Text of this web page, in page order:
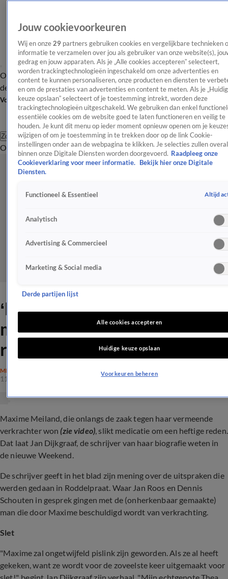
OverzichtAfleveringen Entertainment TV Algemeen
Tip
de redactieNieuwsbrief
Volg Shownieuws
Zoeken
OverzichtEntertainmentSpraakmakendRealityCrimeVideo's
‘Maxime Meiland slikt
medicatie om deze heftige
reden’
MEILAND
11 apr 2024, 16:30
Maxime Meiland, die onlangs de zaak tegen haar vermeende
verkrachter won(zie video), slikt medicatie om een heftige reden.
Dat laat Jan Dijkgraaf, de schrijver van haar biografie weten in
de nieuwe Weekend.
De schrijver geeft in het blad zijn mening over de uitspraken die
werden gedaan in Roddelpraat. Waar Jan Roos en Dennis
Schouten in gesprek gingen met de (onherkenbaar gemaakte)
man die door Maxime beschuldigd wordt van verkrachting.
Slet
"Maxime zal ongetwijfeld pislink zijn geworden. Als ze al heeft
gekeken, want ze wordt voor de zoveelste keer uitgemaakt voor
Jouw cookievoorkeuren
Wij en onze 29 partners gebruiken cookies en vergelijkbare technieken
informatie te verzamelen over jou als gebruiker van onze website(s),
gedrag en jouw apparaten. Als je „Alle cookies accepteren” selecteert,
worden trackingtechnologieën ingeschakeld om onze advertenties en
content te kunnen personaliseren, onze producten en diensten te
en om de prestaties van advertenties en content te meten. Als je
keuze opslaan” selecteert of je toestemming intrekt, worden deze
trackingtechnologieën uitgeschakeld. We gebruiken dan enkel
essentiële cookies om de website goed te laten functioneren en veilig te
houden. Je kunt dit menu op ieder moment opnieuw openen om je
wijzigen of om je toestemming in te trekken door op de link Cookie-
instellingen onder aan de webpagina te klikken. Je selecties zullen overal
binnen onze Digitale Diensten worden doorgevoerd. Raadpleeg onze
Cookieverklaring voor meer informatie.
Bekijk hier onze Digitale
Diensten.
Functioneel & Essentieel Altijd
Analytisch
Advertising & Commercieel
Marketing & Social media
Derde partijen lijst
Alle cookies accepteren
Huidige keuze opslaan
Voorkeuren beheren